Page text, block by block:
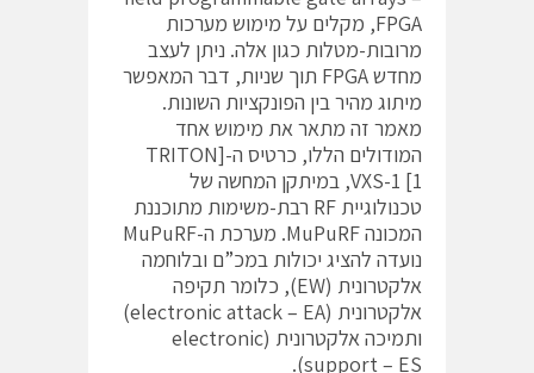
FPGA, מקלים על מימוש מערכות
מרובות-מטלות כגון אלה. ניתן לעצב
מחדש FPGA תוך שניות, דבר המאפשר
מיתוג מהיר בין הפונקציות השונות.
מאמר זה מתאר את מימוש אחד
המודולים הללו, כרטיס ה-[TRITON
VXS-1 [1, במיתקן המחשה של
טכנולוגיית RF רבת-משימות מתוכננת
המכונה MuPuRF. מערכת ה-MuPuRF
נועדה להציג יכולות במכ”ם ובלוחמה
אלקטרונית (EW), כלומר תקיפה
אלקטרונית (electronic attack – EA)
ותמיכה אלקטרונית (electronic
support – ES).